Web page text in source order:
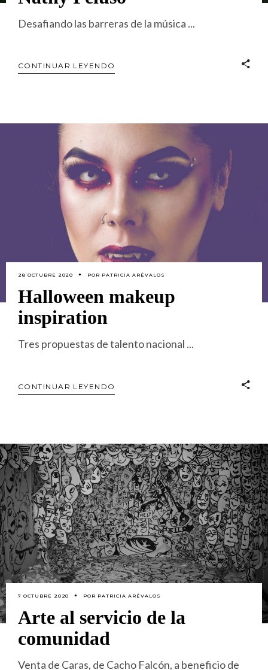
Desafiando las barreras de la música
CONTINUAR LEYENDO
28 OCTUBRE 2020 POR PATRICIA ARÉVALOS
Halloween makeup
inspiration
Tres propuestas de talento nacional
CONTINUAR LEYENDO
7 OCTUBRE 2020 POR PATRICIA ARÉVALOS
Arte al servicio de la
comunidad
Venta de Caras, de Cacho Falcón, a beneficio de